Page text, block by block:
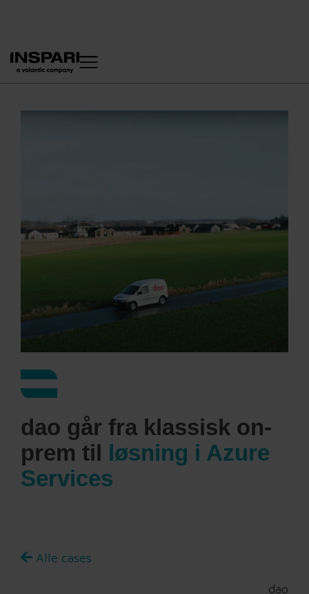
dao går fra klassisk on-
prem til løsning i Azure
Services
Alle cases
dao